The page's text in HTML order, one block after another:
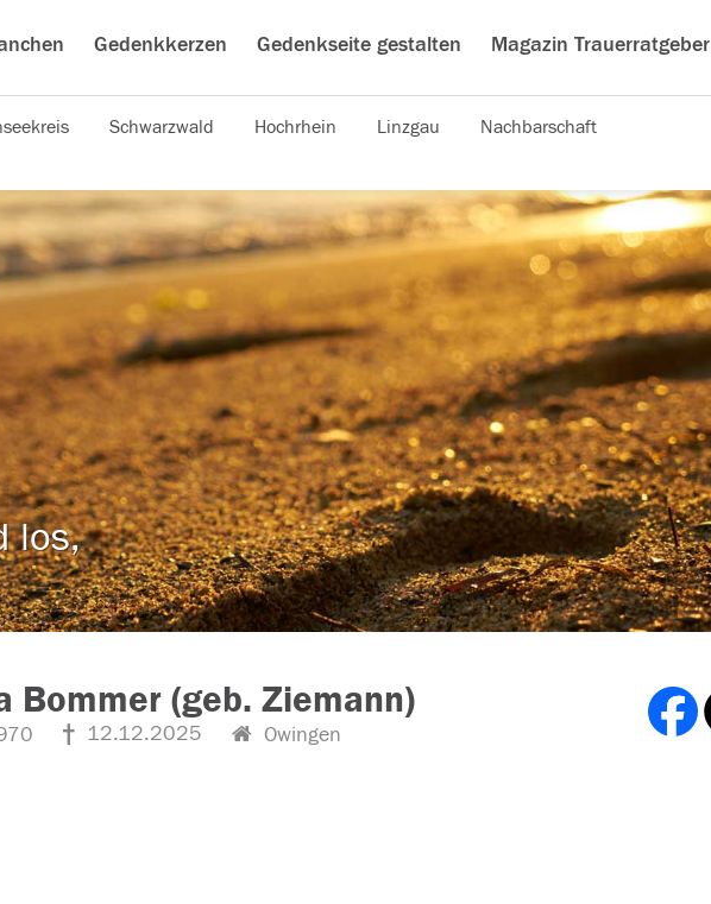
Gedenkkerzen Gedenkseite gestalten Magazin Trauerratgeber
Schwarzwald Hochrhein Linzgau Nachbarschaft
los,
Bommer (geb. Ziemann)
12.12.2025 Owingen